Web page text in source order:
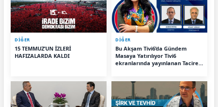
DİĞER
15 TEMMUZ’UN İZLERİ
HAFIZALARDA KALDI
DİĞER
Bu Akşam Tivi6’da Gündem
Masaya Yatırılıyor Tivi6
ekranlarında yayınlanan Tacire
Türkiye’nin gündemindeki
önemli siyasi gelişmeler
değerlendirilecek.